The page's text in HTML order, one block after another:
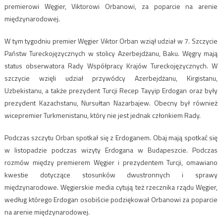
premierowi Węgier, Viktorowi Orbanowi, za poparcie na arenie
międzynarodowej.
W tym tygodniu premier Węgier Viktor Orban wziął udział w 7. Szczycie
Państw Tureckojęzycznych w stolicy Azerbejdżanu, Baku. Węgry mają
status obserwatora Rady Współpracy Krajów Tureckojęzycznych. W
szczycie wzięli udział przywódcy Azerbejdżanu, Kirgistanu,
Uzbekistanu, a także prezydent Turcji Recep Tayyip Erdogan oraz były
prezydent Kazachstanu, Nursułtan Nazarbajew. Obecny był również
wicepremier Turkmenistanu, który nie jest jednak członkiem Rady.
Podczas szczytu Orban spotkał się z Erdoganem. Obaj mają spotkać się
w listopadzie podczas wizyty Erdogana w Budapeszcie. Podczas
rozmów między premierem Węgier i prezydentem Turcji, omawiano
kwestie dotyczące stosunków dwustronnych i sprawy
międzynarodowe. Węgierskie media cytują też rzecznika rządu Węgier,
według którego Erdogan osobiście podziękował Orbanowi za poparcie
na arenie międzynarodowej.